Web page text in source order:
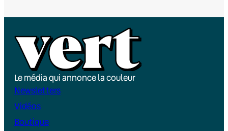
Le média qui annonce la couleur
Newsletters
Vidéos
Boutique